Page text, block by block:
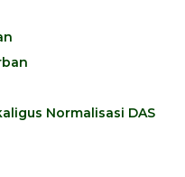
Normalisasi DAS